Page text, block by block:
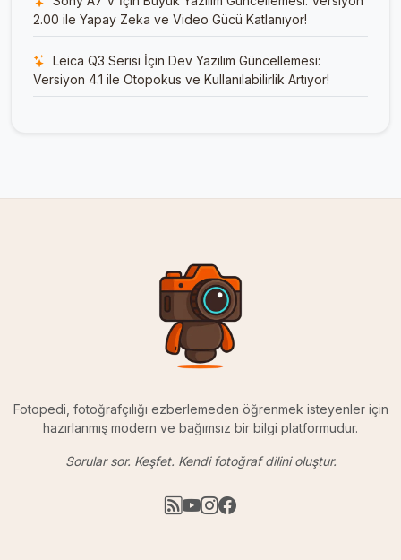
2.00 ile Yapay Zeka ve Video Gücü Katlanıyor!
Leica Q3 Serisi İçin Dev Yazılım Güncellemesi:
Versiyon 4.1 ile Otopokus ve Kullanılabilirlik Artıyor!
Fotopedi, fotoğrafçılığı ezberlemeden öğrenmek isteyenler için
hazırlanmış modern ve bağımsız bir bilgi platformudur.
Sorular sor. Keşfet. Kendi fotoğraf dilini oluştur.